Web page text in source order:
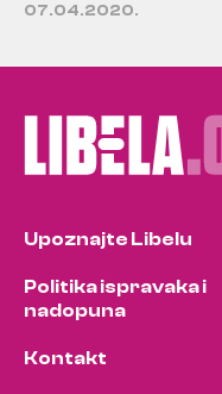
07.04.2020.
Upoznajte Libelu
Politika ispravaka i
nadopuna
Kontakt